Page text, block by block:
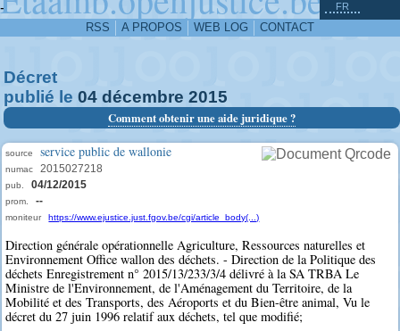
-
RSS A PROPOS WEB LOG CONTACT
FR
Décret
publié le 04 décembre 2015
Comment obtenir une aide juridique ?
source service public de wallonie
numac 2015027218
pub. 04/12/2015
prom. --
moniteur https://www.ejustice.just.fgov.be/cgi/article_body(...)
Direction générale opérationnelle Agriculture, Ressources naturelles et
Environnement Office wallon des déchets. - Direction de la Politique des
déchets Enregistrement n° 2015/13/233/3/4 délivré à la SA TRBA Le
Ministre de l'Environnement, de l'Aménagement du Territoire, de la
Mobilité et des Transports, des Aéroports et du Bien-être animal, Vu le
décret du 27 juin 1996 relatif aux déchets, tel que modifié;
^